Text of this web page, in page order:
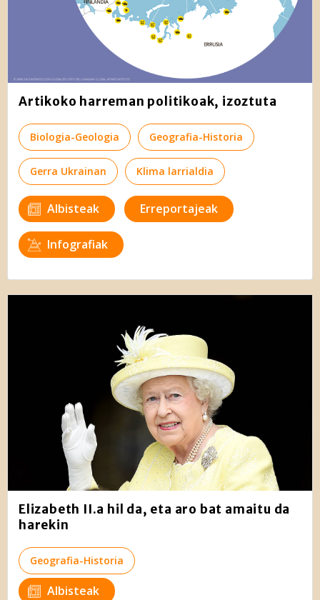
Artikoko harreman politikoak, izoztuta
Biologia-Geologia Geografia-Historia
Gerra Ukrainan Klima larrialdia
Albisteak Erreportajeak
Infografiak
Elizabeth II.a hil da, eta aro bat amaitu da
harekin
Geografia-Historia
Albisteak